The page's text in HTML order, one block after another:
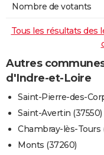
Nombre de votants
Tous les résultats des
Autres
d'Indre-et-Loire
Saint-Pierre-des-
Saint-Avertin (37550)
Chambray-lès-Tours
Monts (37260)